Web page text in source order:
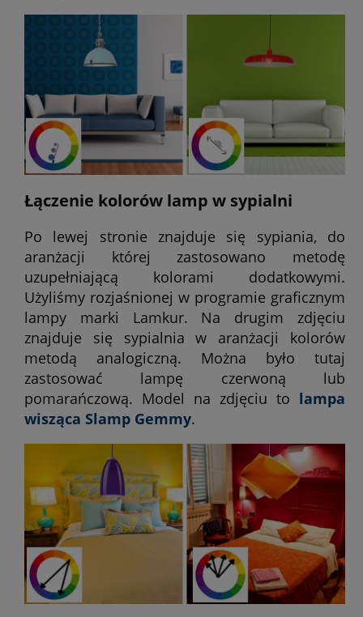
Łączenie kolorów lamp w sypialni
Po lewej stronie znajduje się sypiania, do
aranżacji której zastosowano metodę
uzupełniającą kolorami dodatkowymi.
Użyliśmy rozjaśnionej w programie graficznym
lampy marki Lamkur. Na drugim zdjęciu
znajduje się sypialnia w aranżacji kolorów
metodą analogiczną. Można było tutaj
zastosować lampę czerwoną lub
pomarańczową. Model na zdjęciu to lampa
wisząca Slamp Gemmy.